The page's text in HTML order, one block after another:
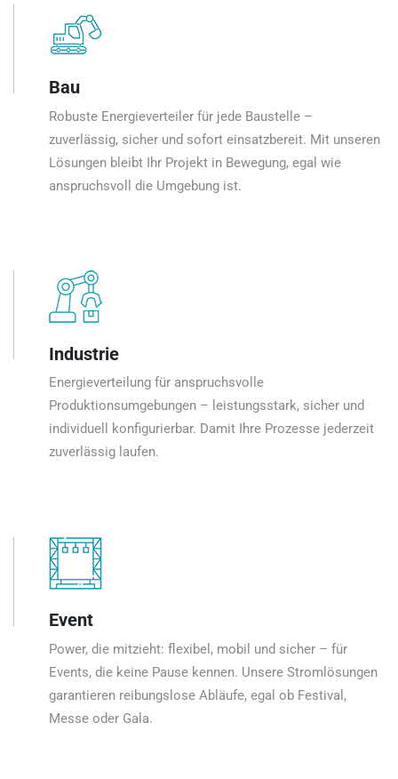
Bau
Robuste Energieverteiler für jede Baustelle –
zuverlässig, sicher und sofort einsatzbereit. Mit unseren
Lösungen bleibt Ihr Projekt in Bewegung, egal wie
anspruchsvoll die Umgebung ist.
Industrie
Energieverteilung für anspruchsvolle
Produktionsumgebungen – leistungsstark, sicher und
individuell konfigurierbar. Damit Ihre Prozesse jederzeit
zuverlässig laufen.
Event
Power, die mitzieht: flexibel, mobil und sicher – für
Events, die keine Pause kennen. Unsere Stromlösungen
garantieren reibungslose Abläufe, egal ob Festival,
Messe oder Gala.